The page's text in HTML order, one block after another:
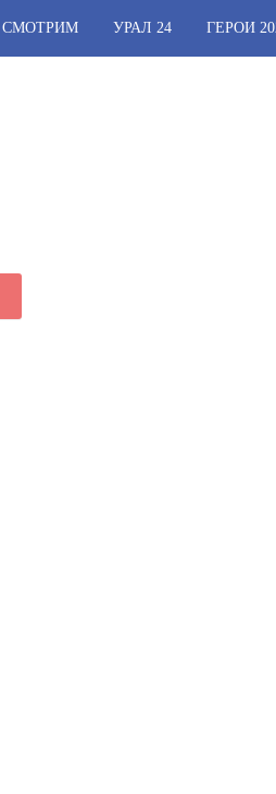
СМОТРИМ УРАЛ 24 ГЕРОИ